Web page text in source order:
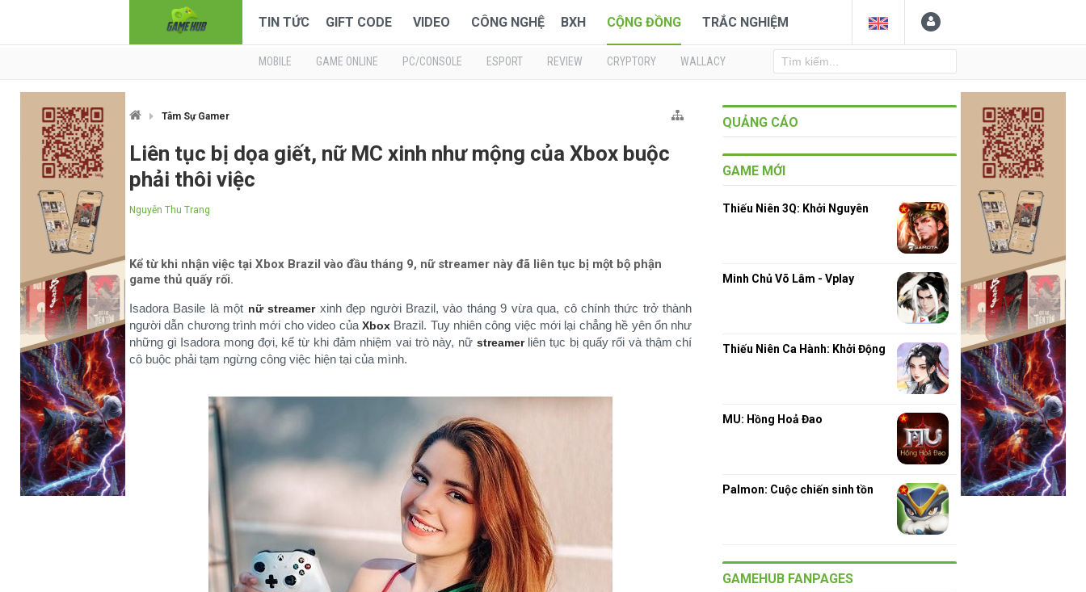
TIN TỨC GIFT CODE VIDEO CÔNG NGHỆ BXH CỘNG ĐỒNG TRẮC NGHIỆM
MOBILE GAME ONLINE PC/CONSOLE ESPORT REVIEW CRYPTORY WALLACY
Tâm Sự Gamer
Liên tục bị dọa giết, nữ MC xinh như mộng của Xbox buộc
phải thôi việc
Nguyễn Thu Trang
Kể từ khi nhận việc tại Xbox Brazil vào đầu tháng 9, nữ streamer này đã liên tục bị một bộ phận
game thủ quấy rối.
Isadora Basile là một nữ streamerxinh đẹp người Brazil, vào tháng 9 vừa qua, cô chính thức trở thành
người dẫn chương trình mới cho video của XboxBrazil. Tuy nhiên công việc mới lại chẳng hề yên ổn như
những gì Isadora mong đợi, kể từ khi đảm nhiệm vai trò này, nữ streamerliên tục bị quấy rối và thậm chí
cô buộc phải tạm ngừng công việc hiện tại của mình.
QUẢNG CÁO
GAME MỚI
Thiếu Niên 3Q: Khởi Nguyên
Minh Chủ Võ Lâm - Vplay
Thiếu Niên Ca Hành: Khởi Động
MU: Hồng Hoả Đao
Palmon: Cuộc chiến sinh tồn
GAMEHUB FANPAGES